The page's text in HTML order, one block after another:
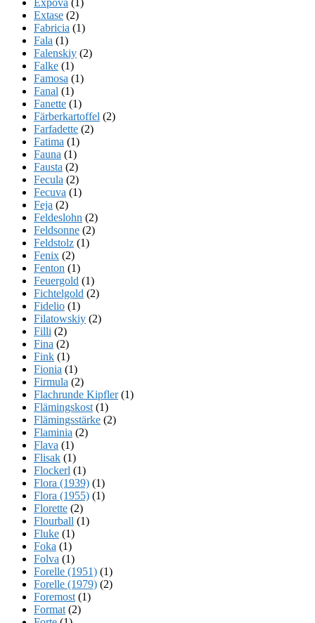
Extase (2)
Fabricia (1)
Fala (1)
Falenskiy (2)
Falke (1)
Famosa (1)
Fanal (1)
Fanette (1)
Färberkartoffel (2)
Farfadette (2)
Fatima (1)
Fauna (1)
Fausta (2)
Fecula (2)
Fecuva (1)
Feja (2)
Feldeslohn (2)
Feldsonne (2)
Feldstolz (1)
Fenix (2)
Fenton (1)
Feuergold (1)
Fichtelgold (2)
Fidelio (1)
Filatowskiy (2)
Filli (2)
Fina (2)
Fink (1)
Fionia (1)
Firmula (2)
Flachrunde Kipfler(1)
Flämingskost (1)
Flämingsstärke (2)
Flaminia (2)
Flava (1)
Flisak (1)
Flockerl (1)
Flora (1939) (1)
Flora (1955) (1)
Florette (2)
Flourball (1)
Fluke (1)
Foka (1)
Folva (1)
Forelle (1951) (1)
Forelle (1979) (2)
Foremost (1)
Format (2)